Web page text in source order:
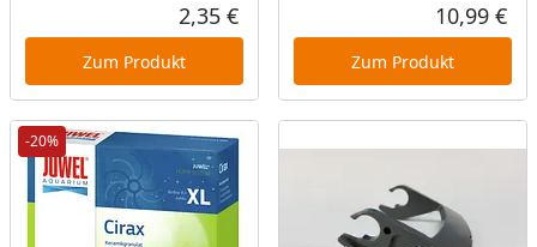
Aktueller Preis
2,35 €
Zum Produkt
10,99 €
Zum Produkt
-20%